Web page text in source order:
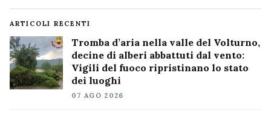
ARTICOLI RECENTI
Tromba d’aria nella valle del Volturno,
decine di alberi abbattuti dal vento:
Vigili del fuoco ripristinano lo stato
dei luoghi
07 AGO 2026